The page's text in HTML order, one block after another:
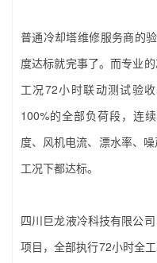
普通冷却塔维修服务商的
度达标就完事了。而专业
工况72小时联动测试验
100%的全部负荷段，连
度、风机电流、漂水率、
工况下都达标。
四川巨龙液冷科技有限公
项目，全部执行72小时全